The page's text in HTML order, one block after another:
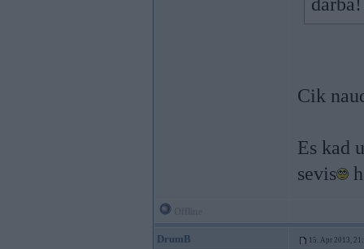
Cik
Es kad
sevis
DrumB 15. Apr 2013,